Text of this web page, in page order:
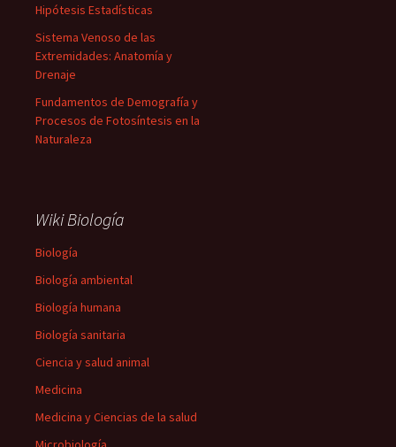
Hipótesis Estadísticas
Sistema Venoso de las
Extremidades: Anatomía y
Drenaje
Fundamentos de Demografía y
Procesos de Fotosíntesis en la
Naturaleza
Wiki Biología
Biología
Biología ambiental
Biología humana
Biología sanitaria
Ciencia y salud animal
Medicina
Medicina y Ciencias de la salud